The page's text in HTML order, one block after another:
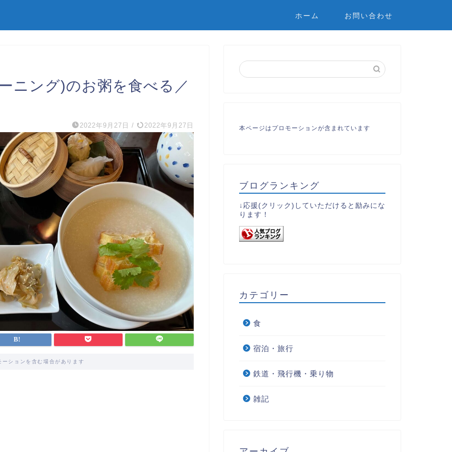
ホーム お問い合わせ
ニング)のお粥を食べる／
2022年9月27日 / 2022年9月27日
ーションを含む場合があります
本ページはプロモーションが含まれています
ブログランキング
↓応援(クリック)していただけると励みにな
ります！
カテゴリー
食
宿泊・旅行
鉄道・飛行機・乗り物
雑記